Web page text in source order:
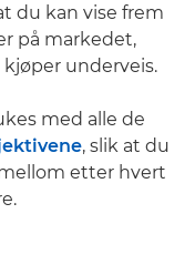
du kan vise frem
på markedet,
underveis.
med alle de
, slik at du
etter hvert